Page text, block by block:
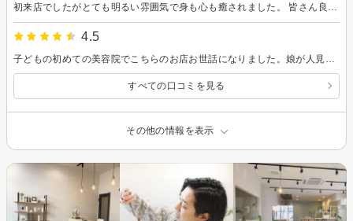
4.5
すべての口コミを見る
その他の情報を表示